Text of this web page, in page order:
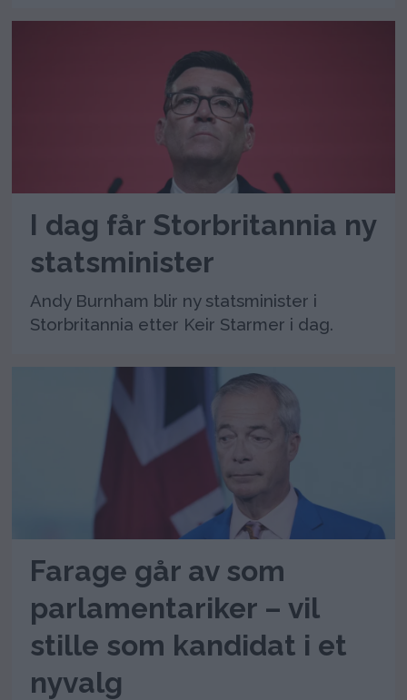
I dag får Storbritannia ny
statsminister
Andy Burnham blir ny statsminister i
Storbritannia etter Keir Starmer i dag.
Farage går av som
parlamentariker – vil
stille som kandidat i et
nyvalg